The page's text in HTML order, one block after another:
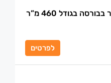
בגודל 460 מ”ר
לפרטים